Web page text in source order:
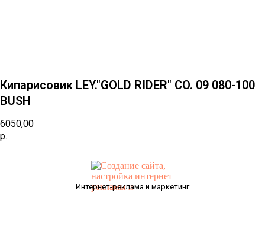
Кипарисовик LEY."GOLD RIDER" CO. 09 080-100
BUSH
6050,00
р.
Интернет-реклама и маркетинг